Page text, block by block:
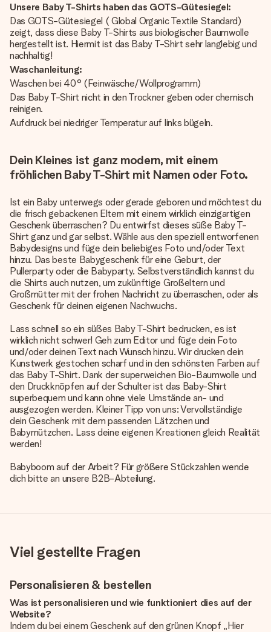
Unsere Baby T-Shirts haben das GOTS-Gütesiegel:
Das GOTS-Gütesiegel ( Global Organic Textile Standard)
zeigt, dass diese Baby T-Shirts aus biologischer Baumwolle
hergestellt ist. Hiermit ist das Baby T-Shirt sehr langlebig und
nachhaltig!
Waschanleitung:
Waschen bei 40° (Feinwäsche/Wollprogramm)
Das Baby T-Shirt nicht in den Trockner geben oder chemisch
reinigen.
Aufdruck bei niedriger Temperatur auf links bügeln.
Dein Kleines ist ganz modern, mit einem
fröhlichen Baby T-Shirt mit Namen oder Foto.
Ist ein Baby unterwegs oder gerade geboren und möchtest du
die frisch gebackenen Eltern mit einem wirklich einzigartigen
Geschenk überraschen? Du entwirfst dieses süße Baby T-
Shirt ganz und gar selbst. Wähle aus den speziell entworfenen
Babydesigns und füge dein beliebiges Foto und/oder Text
hinzu. Das beste Babygeschenk für eine Geburt, der
Pullerparty oder die Babyparty. Selbstverständlich kannst du
die Shirts auch nutzen, um zukünftige Großeltern und
Großmütter mit der frohen Nachricht zu überraschen, oder als
Geschenk für deinen eigenen Nachwuchs.
Lass schnell so ein süßes Baby T-Shirt bedrucken, es ist
wirklich nicht schwer! Geh zum Editor und füge dein Foto
und/oder deinen Text nach Wunsch hinzu. Wir drucken dein
Kunstwerk gestochen scharf und in den schönsten Farben auf
das Baby T-Shirt. Dank der superweichen Bio-Baumwolle und
den Druckknöpfen auf der Schulter ist das Baby-Shirt
superbequem und kann ohne viele Umstände an- und
ausgezogen werden. Kleiner Tipp von uns: Vervollständige
dein Geschenk mit dem passenden Lätzchen und
Babymützchen. Lass deine eigenen Kreationen gleich Realität
werden!
Babyboom auf der Arbeit? Für größere Stückzahlen wende
dich bitte an unsere B2B-Abteilung.
Viel gestellte Fragen
Personalisieren & bestellen
Was ist personalisieren und wie funktioniert dies auf der
Website?
Indem du bei einem Geschenk auf den grünen Knopf „Hier